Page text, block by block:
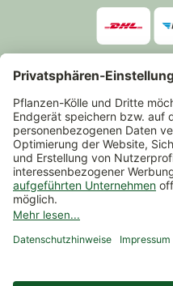
*Alle Preise inkl.
Mindestbestellwert 14,90 €,